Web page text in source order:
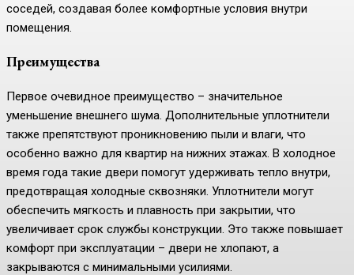
соседей, создавая более комфортные условия внутри
помещения.
Преимущества
Первое очевидное преимущество – значительное
уменьшение внешнего шума. Дополнительные уплотнители
также препятствуют проникновению пыли и влаги, что
особенно важно для квартир на нижних этажах. В холодное
время года такие двери помогут удерживать тепло внутри,
предотвращая холодные сквозняки. Уплотнители могут
обеспечить мягкость и плавность при закрытии, что
увеличивает срок службы конструкции. Это также повышает
комфорт при эксплуатации – двери не хлопают, а
закрываются с минимальными усилиями.